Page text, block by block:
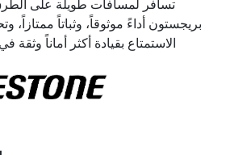
تسافر لمسافات طويلة على
بريجستون أداءً موثوقاً، وثباتاً
الاستمتاع بقيادة أكثر أماناً